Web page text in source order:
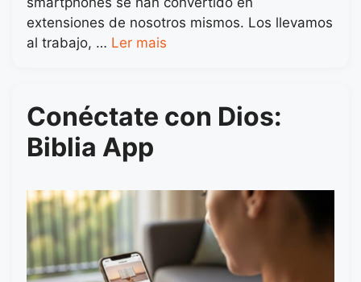
extensiones de nosotros mismos. Los llevamos
al trabajo, … Ler mais
Conéctate con Dios:
Biblia App